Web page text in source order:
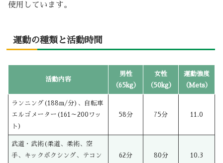
使用しています。
運動の種類と活動時間
活動内容
男性
（65kg）
女性
（50kg）
運動強度
（Mets）
ランニング(188m/分)、自転車
エルゴメーター(161～200ワッ
ト)
58分 75分 11.0
武道・武術(柔道、柔術、空
手、キックボクシング、テコン
62分 80分 10.3